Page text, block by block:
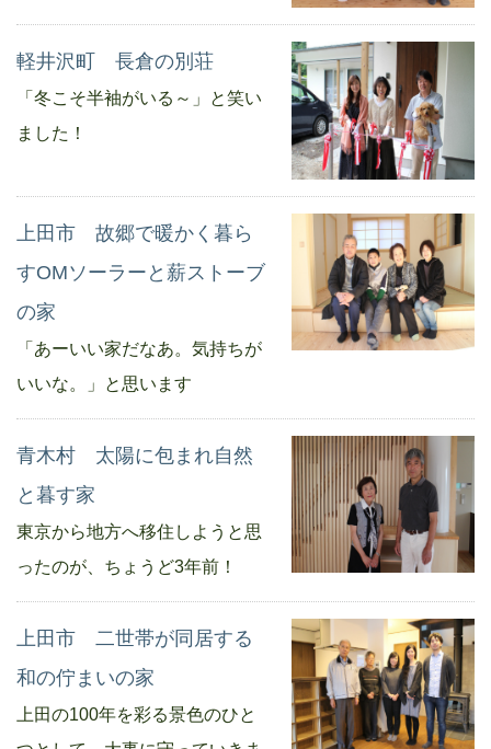
軽井沢町 長倉の別荘
「冬こそ半袖がいる～」と笑い
ました！
上田市 故郷で暖かく暮ら
すOMソーラーと薪ストーブ
の家
「あーいい家だなあ。気持ちが
いいな。」と思います
青木村 太陽に包まれ自然
と暮す家
東京から地方へ移住しようと思
ったのが、ちょうど3年前！
上田市 二世帯が同居する
和の佇まいの家
上田の100年を彩る景色のひと